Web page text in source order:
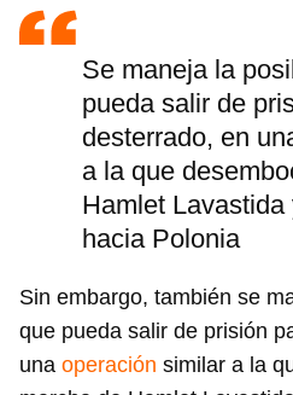
Se maneja la
pueda salir de
desterrado, en
a la que
Hamlet
hacia Polonia
Sin embargo, también se
que pueda salir de prisión
una operación similar a la